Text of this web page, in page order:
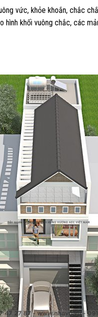
vức, khỏe khoắn, chắc
khối vuông chắc, các